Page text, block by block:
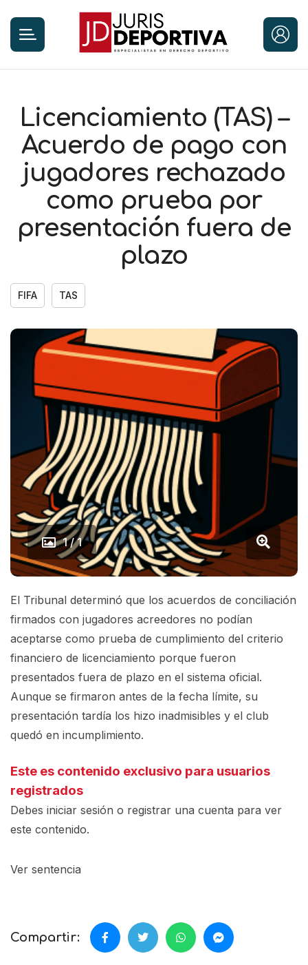
Licenciamiento (TAS) –
Acuerdo de pago con
jugadores rechazado
como prueba por
presentación fuera de
plazo
FIFA TAS
1 / 1
El Tribunal determinó que los acuerdos de conciliación
firmados con jugadores acreedores no podían
aceptarse como prueba de cumplimiento del criterio
financiero de licenciamiento porque fueron
presentados fuera de plazo en el sistema oficial.
Aunque se firmaron antes de la fecha límite, su
presentación tardía los hizo inadmisibles y el club
quedó en incumplimiento.
Este es contenido exclusivo para usuarios
registrados
Debes iniciar sesión o registrar una cuenta para ver
este contenido.
Ver sentencia
Compartir: